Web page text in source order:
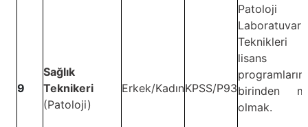
9
Sağlık
Teknikeri
(Patoloji)
Erkek/KadınKPSS/P93
Patoloji
Laboratuvar
lisans
birinden
olmak.